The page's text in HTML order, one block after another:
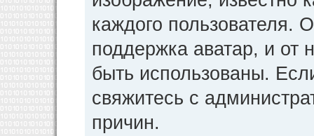
каждого пользователя.
поддержка аватар, и от
быть использованы.
свяжитесь с
причин.